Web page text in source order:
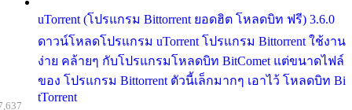
uTorrent (โปรแกรม Bittorrent ยอดฮิต โหลดบิท ฟรี) 3.6.0
ดาวน์โหลดโปรแกรม uTorrent โปรแกรม Bittorrent ใช้งาน
ง่าย คล้ายๆ กับโปรแกรมโหลดบิท BitComet แต่ขนาดไฟล์
ของ โปรแกรม Bittorrent ตัวนี้เล็กมากๆ เอาไว้ โหลดบิท Bi
tTorrent